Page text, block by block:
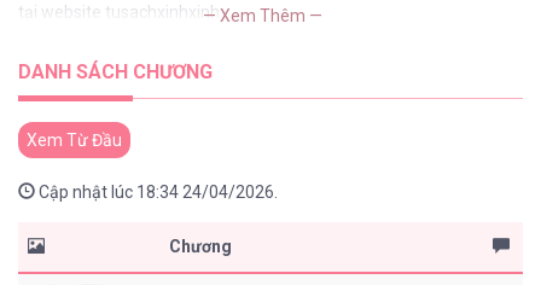
tại website tusachxinhxinh— Xem Thêm —
DANH SÁCH CHƯƠNG
Xem Từ Đầu
Cập nhật lúc 18:34 24/04/2026.
Chương